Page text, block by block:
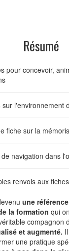
Résumé
pour concevoir,
sur l'environnement
fiche sur la
navigation dans
renvois aux
une
la formation qui
compagnon
et augmenté.
une pratique